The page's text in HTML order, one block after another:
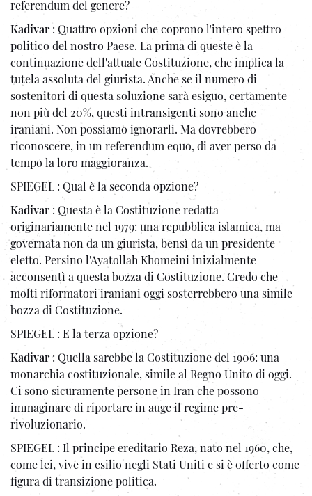
referendum del genere?
Kadivar: Quattro opzioni che coprono l'intero spettro
politico del nostro Paese. La prima di queste è la
continuazione dell'attuale Costituzione, che implica la
tutela assoluta del giurista. Anche se il numero di
sostenitori di questa soluzione sarà esiguo, certamente
non più del 20%, questi intransigenti sono anche
iraniani. Non possiamo ignorarli. Ma dovrebbero
riconoscere, in un referendum equo, di aver perso da
tempo la loro maggioranza.
SPIEGEL : Qual è la seconda opzione?
Kadivar: Questa è la Costituzione redatta
originariamente nel 1979: una repubblica islamica, ma
governata non da un giurista, bensì da un presidente
eletto. Persino l'Ayatollah Khomeini inizialmente
acconsentì a questa bozza di Costituzione. Credo che
molti riformatori iraniani oggi sosterrebbero una simile
bozza di Costituzione.
SPIEGEL : E la terza opzione?
Kadivar: Quella sarebbe la Costituzione del 1906: una
monarchia costituzionale, simile al Regno Unito di oggi.
Ci sono sicuramente persone in Iran che possono
immaginare di riportare in auge il regime pre-
rivoluzionario.
SPIEGEL : Il principe ereditario Reza, nato nel 1960, che,
come lei, vive in esilio negli Stati Uniti e si è offerto come
figura di transizione politica.